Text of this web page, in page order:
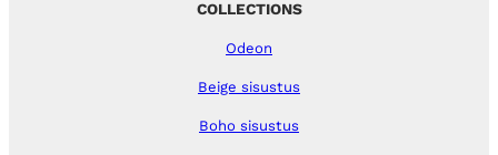
COLLECTIONS
Odeon
Beige sisustus
Boho sisustus